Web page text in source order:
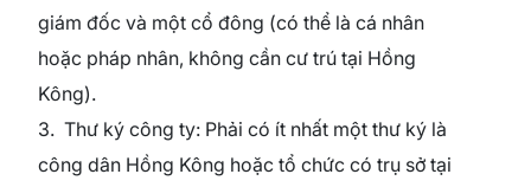
giám đốc và một cổ đông (có thể là cá nhân
hoặc pháp nhân, không cần cư trú tại Hồng
Kông).
3. Thư ký công ty: Phải có ít nhất một thư ký là
công dân Hồng Kông hoặc tổ chức có trụ sở tại